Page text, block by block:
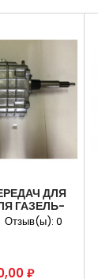
ДЛЯ
ГАЗЕЛЬ-
330 Н.М ДВ.
Г/Б (НА
Отзыв(ы): 0
₽